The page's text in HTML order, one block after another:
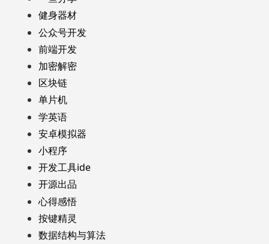
健身器材
公众号开发
前端开发
加密解密
区块链
单片机
学英语
安卓模拟器
小程序
开发工具ide
开源出品
心得感悟
按键精灵
数据结构与算法